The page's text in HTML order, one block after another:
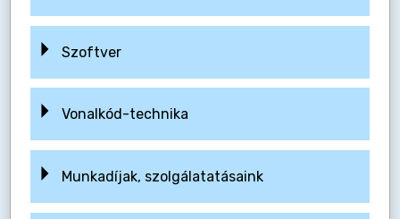
Szoftver
Vonalkód-technika
Munkadíjak, szolgálatatásaink